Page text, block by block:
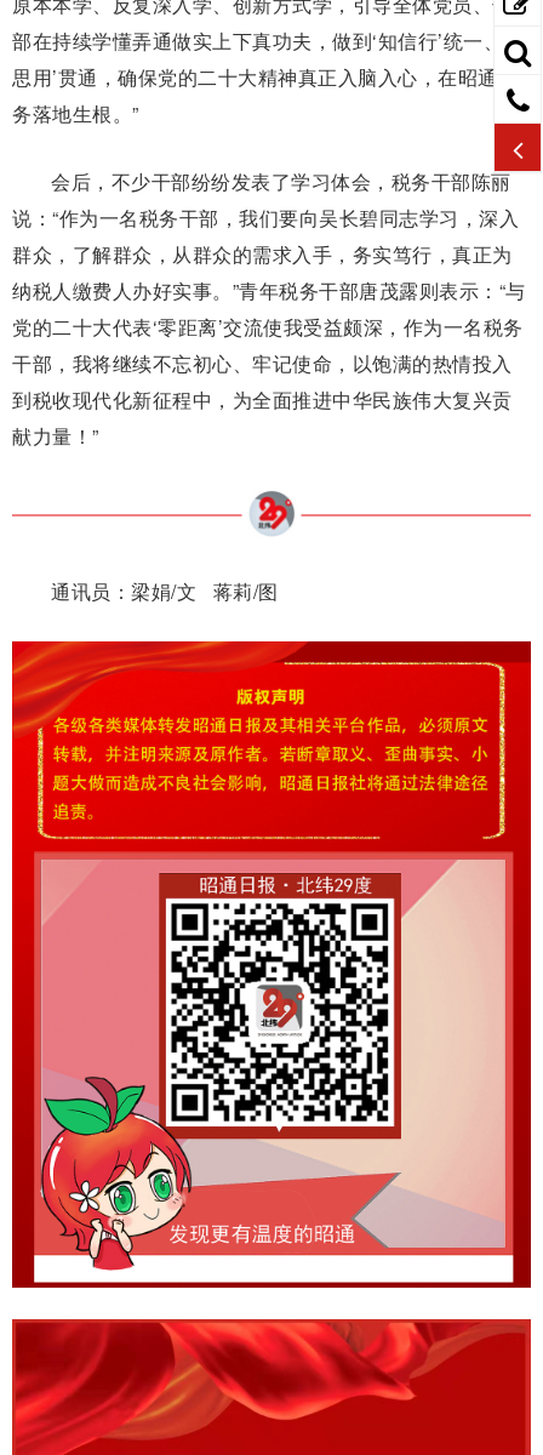
部在持续学懂弄通做实上下真功夫，做到‘知信行’统一、‘学
思用’贯通，确保党的二十大精神真正入脑入心，在昭通税
务落地生根。”
会后，不少干部纷纷发表了学习体会，税务干部陈丽
说：“作为一名税务干部，我们要向吴长碧同志学习，深入
群众，了解群众，从群众的需求入手，务实笃行，真正为
纳税人缴费人办好实事。”青年税务干部唐茂露则表示：“与
党的二十大代表‘零距离’交流使我受益颇深，作为一名税务
干部，我将继续不忘初心、牢记使命，以饱满的热情投入
到税收现代化新征程中，为全面推进中华民族伟大复兴贡
献力量！”
通讯员：梁娟/文 蒋莉/图